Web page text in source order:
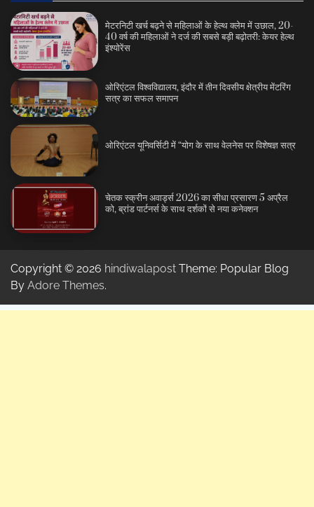
मेटरनिटी खर्च बढ़ने से महिलाओं के हेल्थ क्लेम में उछाल, 20-
40 वर्ष की महिलाओं ने दर्ज की सबसे बड़ी बढ़ोतरी: केयर हेल्थ
इंश्योरेंस
ओरिएंटल विश्वविद्यालय, इंदौर में तीन दिवसीय क्षेत्रीय मेंटरिंग
सत्र का सफल समापन
ओरिएंटल यूनिवर्सिटी में “योग के साथ वेलनेस पर विशेषज्ञ सत्र
चेतक स्क्रीन अवार्ड्स 2026 का सीधा प्रसारण 5 अप्रैल
को, ब्रांड पार्टनर्स के साथ दर्शकों से नया कनेक्शन
Copyright © 2026 hindiwalapost Theme: Popular Blog
By Adore Themes.